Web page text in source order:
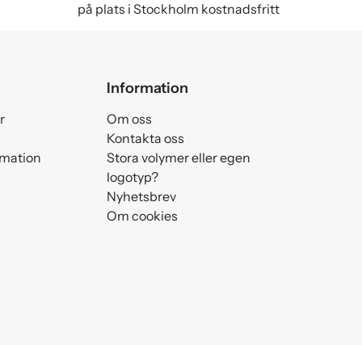
på plats i Stockholm kostnadsfritt
Information
Om oss
Kontakta oss
Stora volymer eller egen
logotyp?
Nyhetsbrev
Om cookies